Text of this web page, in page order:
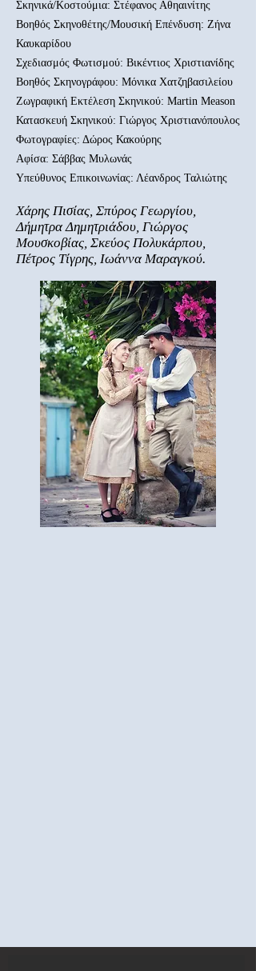
Σκηνικά/Κοστούμια: Στέφανος Αθηαινίτης
Βοηθός Σκηνοθέτης/Μουσική Επένδυση: Ζήνα
Καυκαρίδου
Σχεδιασμός Φωτισμού: Βικέντιος Χριστιανίδης
Βοηθός Σκηνογράφου: Μόνικα Χατζηβασιλείου
Ζωγραφική Εκτέλεση Σκηνικού: Martin Meason
Κατασκευή Σκηνικού: Γιώργος Χριστιανόπουλος
Φωτογραφίες: Δώρος Κακούρης
Αφίσα: Σάββας Μυλωνάς
Υπεύθυνος Επικοινωνίας: Λέανδρος Ταλιώτης
Χάρης Πισίας, Σπύρος Γεωργίου,
Δήμητρα Δημητριάδου, Γιώργος
Μουσκοβίας, Σκεύος Πολυκάρπου,
Πέτρος Τίγρης, Ιωάννα Μαραγκού.